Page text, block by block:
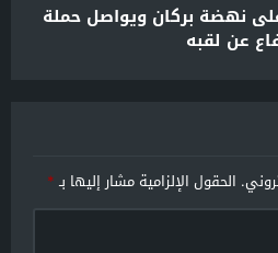
نهضة بركان ويواصل حملة
عن لقبه
الحقول الإلزامية مشار إليها بـ*